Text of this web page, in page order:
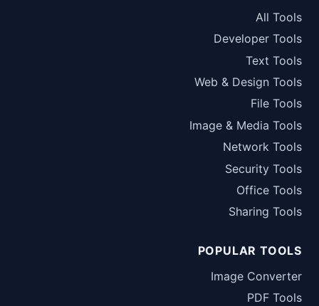
All Tools
Developer Tools
Text Tools
Web & Design Tools
File Tools
Image & Media Tools
Network Tools
Security Tools
Office Tools
Sharing Tools
POPULAR TOOLS
Image Converter
PDF Tools